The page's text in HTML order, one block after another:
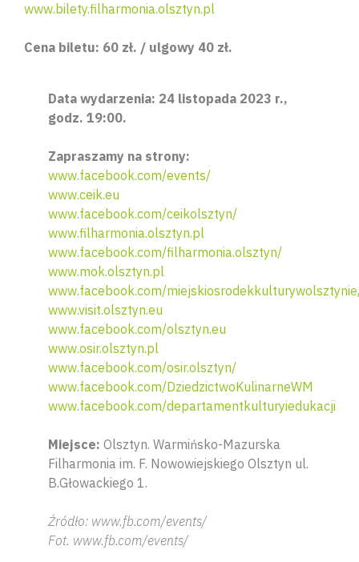
www.bilety.filharmonia.olsztyn.pl
Cena biletu: 60 zł. / ulgowy 40 zł.
Data wydarzenia: 24 listopada 2023 r.,
godz. 19:00.
Zapraszamy na strony:
www.facebook.com/events/
www.ceik.eu
www.facebook.com/ceikolsztyn/
www.filharmonia.olsztyn.pl
www.facebook.com/filharmonia.olsztyn/
www.mok.olsztyn.pl
www.facebook.com/
www.visit.olsztyn.eu
www.facebook.com/olsztyn.eu
www.osir.olsztyn.pl
www.facebook.com/osir.olsztyn/
www.facebook.com/DziedzictwoKulinarneWM
www.facebook.com/departamentkulturyiedukacji
Miejsce: Olsztyn. Warmińsko-Mazurska
Filharmonia im. F. Nowowiejskiego Olsztyn ul.
B.Głowackiego 1.
Źródło: www.fb.com/events/
Fot. www.fb.com/events/